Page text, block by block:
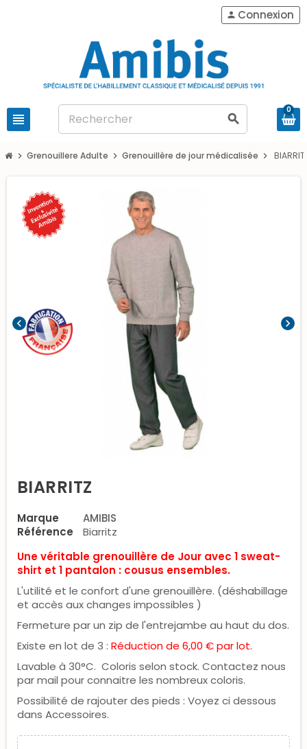
view_headline search
person Connexion
0
chevron_right Grenouillere Adulte chevron_right Grenouillère de jour médicalisée chevron_right
chevron_left chevron_right
BIARRITZ
Marque
AMIBIS
Référence
Biarritz
Une véritable grenouillère de Jour avec 1 sweat-
shirt et 1 pantalon : cousus ensembles.
L'utilité et le confort d'une grenouillère. (déshabillage
et accès aux changes impossibles )
Fermeture par un zip de l'entrejambe au haut du dos.
Existe en lot de 3 : Réduction de 6,00 € par lot.
Lavable à 30°C. Coloris selon stock. Contactez nous
par mail pour connaitre les nombreux coloris.
Possibilité de rajouter des pieds : Voyez ci dessous
dans Accessoires.